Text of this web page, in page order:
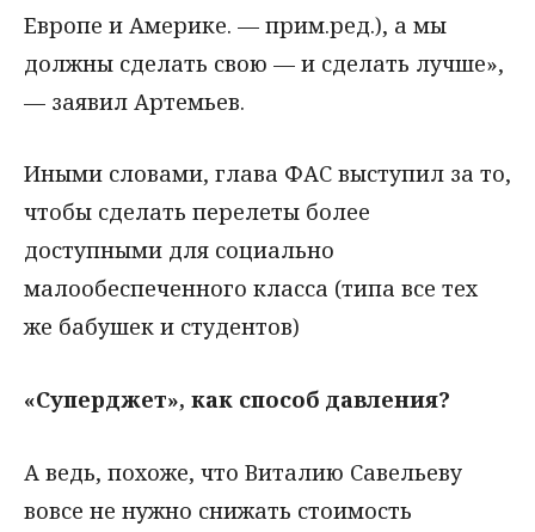
Европе и Америке. — прим.ред.), а мы
должны сделать свою — и сделать лучше»,
— заявил Артемьев.
Иными словами, глава ФАС выступил за то,
чтобы сделать перелеты более
доступными для социально
малообеспеченного класса (типа все тех
же бабушек и студентов)
«Суперджет», как способ давления?
А ведь, похоже, что Виталию Савельеву
вовсе не нужно снижать стоимость